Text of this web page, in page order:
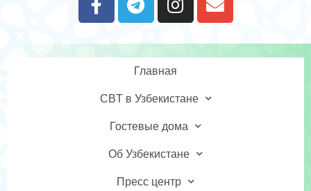
Главная
CBT в Узбекистане
Гостевые дома
Об Узбекистане
Пресс центр